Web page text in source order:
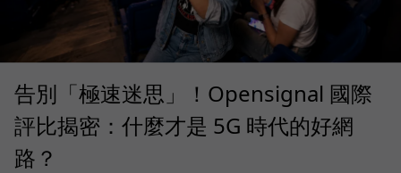
告別「極速迷思」！Opensignal 國際
評比揭密：什麼才是 5G 時代的好網
路？